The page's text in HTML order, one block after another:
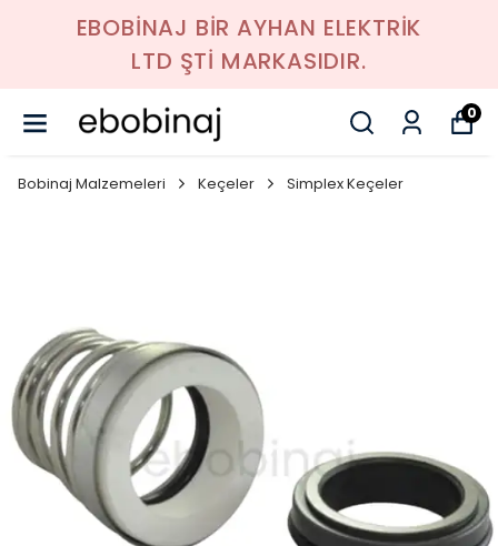
EBOBİNAJ BİR AYHAN ELEKTRİK
LTD ŞTİ MARKASIDIR.
0
Bobinaj Malzemeleri Keçeler Simplex Keçeler